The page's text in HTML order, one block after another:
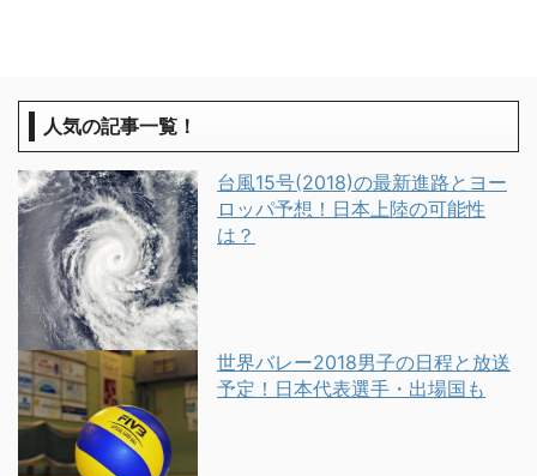
人気の記事一覧！
台風15号(2018)の最新進路とヨー
ロッパ予想！日本上陸の可能性
は？
世界バレー2018男子の日程と放送
予定！日本代表選手・出場国も